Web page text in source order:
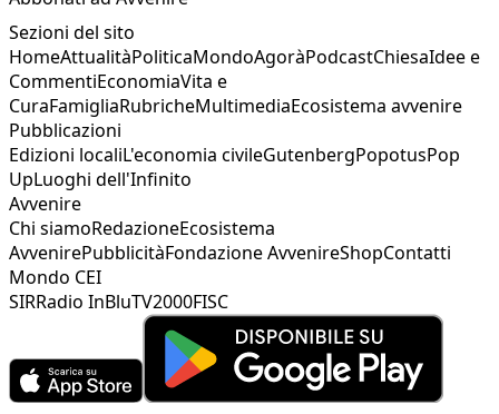
Sezioni del sito
HomeAttualitàPoliticaMondoAgoràPodcastChiesaIdee e
CommentiEconomiaVita e
CuraFamigliaRubricheMultimediaEcosistema avvenire
Pubblicazioni
Edizioni localiL'economia civileGutenbergPopotusPop
UpLuoghi dell'Infinito
Avvenire
Chi siamoRedazioneEcosistema
AvvenirePubblicitàFondazione AvvenireShopContatti
Mondo CEI
SIRRadio InBluTV2000FISC